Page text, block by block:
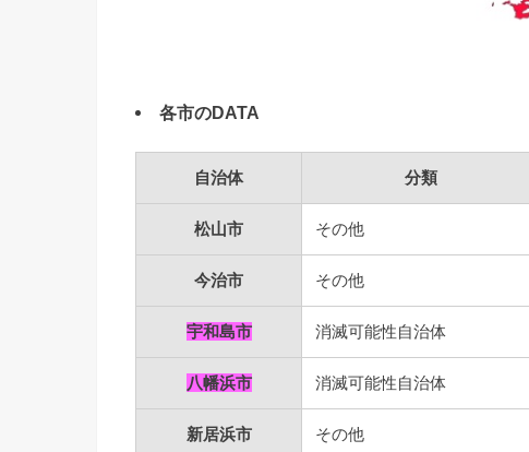
各市のDATA
自治体 分類
松山市 その他
今治市 その他
宇和島市 消滅可能性自治体
八幡浜市 消滅可能性自治体
新居浜市 その他